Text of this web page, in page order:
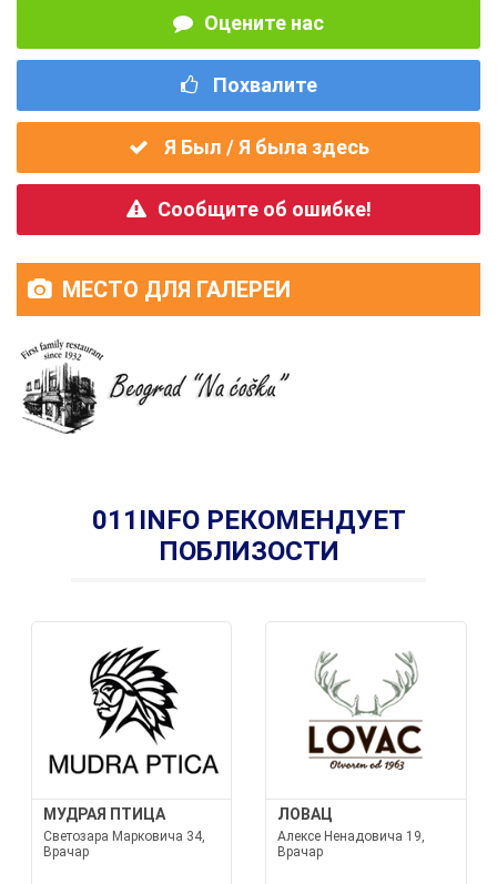
Оцените нас
Похвалите
Я Был / Я была здесь
Сообщите об ошибке!
МЕСТО ДЛЯ ГАЛЕРЕИ
011INFO РЕКОМЕНДУЕТ
ПОБЛИЗОСТИ
МУДРАЯ ПТИЦА
Светозара Марковича 34,
Врачар
ЛОВАЦ
Алексе Ненадовича 19,
Врачар